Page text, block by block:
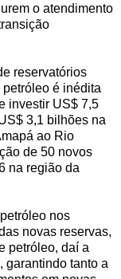
o atendimento
reservatórios
é inédita
investir US$ 7,5
3,1 bilhões na
ao Rio
de 50 novos
na região da
nos
novas reservas,
petróleo, daí a
garantindo tanto a